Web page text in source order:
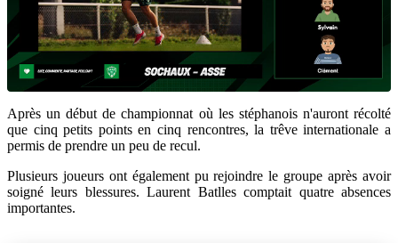
Après un début de championnat où les stéphanois n'auront récolté
que cinq petits points en cinq rencontres, la trêve internationale a
permis de prendre un peu de recul.
Plusieurs joueurs ont également pu rejoindre le groupe après avoir
soigné leurs blessures. Laurent Batlles comptait quatre absences
importantes.